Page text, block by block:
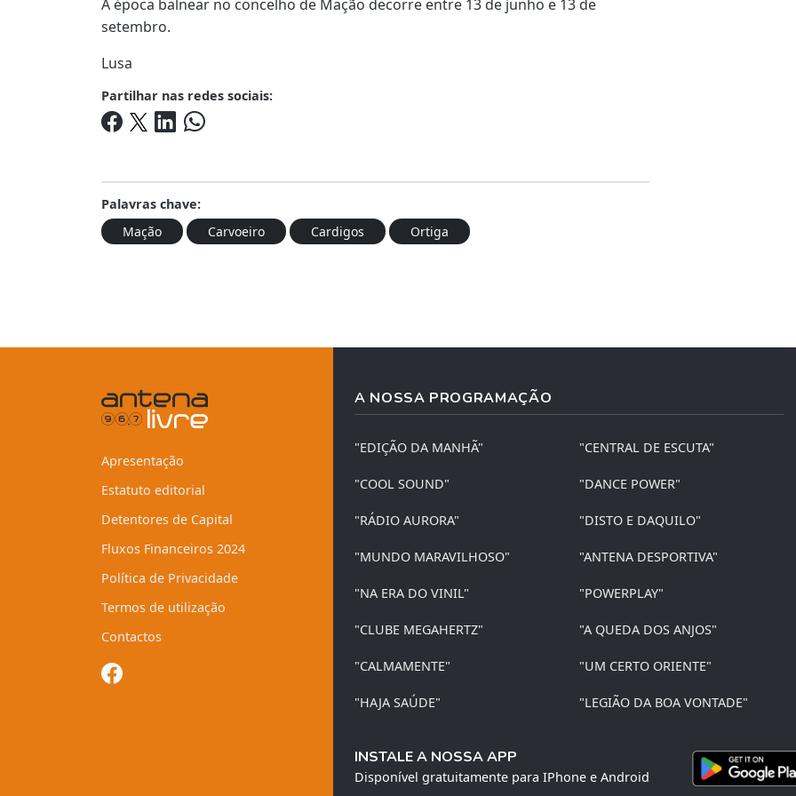
A época balnear no concelho de Mação decorre entre 13 de junho e 13 de
setembro.
Lusa
Partilhar nas redes sociais:
Palavras chave:
Mação
Carvoeiro Cardigos Ortiga
Apresentação
Estatuto editorial
Detentores de Capital
Fluxos Financeiros 2024
Política de Privacidade
Termos de utilização
Contactos
A NOSSA PROGRAMAÇÃO
"EDIÇÃO DA MANHÃ" "CENTRAL DE ESCUTA"
"COOL SOUND" "DANCE POWER"
"RÁDIO AURORA" "DISTO E DAQUILO"
"MUNDO MARAVILHOSO" "ANTENA DESPORTIVA"
"NA ERA DO VINIL" "POWERPLAY"
"CLUBE MEGAHERTZ" "A QUEDA DOS ANJOS"
"CALMAMENTE" "UM CERTO ORIENTE"
"HAJA SAÚDE" "LEGIÃO DA BOA VONTADE"
INSTALE A NOSSA APP
Disponível gratuitamente para IPhone e Android